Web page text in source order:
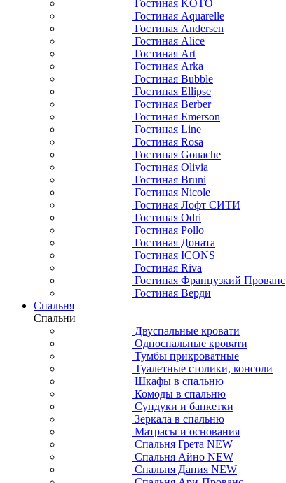
Гостиная KOTO
Гостиная Aquarelle
Гостиная Andersen
Гостиная Alice
Гостиная Art
Гостиная Arka
Гостиная Bubble
Гостиная Ellipse
Гостиная Berber
Гостиная Emerson
Гостиная Line
Гостиная Rosa
Гостиная Gouache
Гостиная Olivia
Гостиная Bruni
Гостиная Nicole
Гостиная Лофт СИТИ
Гостиная Odri
Гостиная Pollo
Гостиная Доната
Гостиная ICONS
Гостиная Riva
Гостиная Французкий Прованс
Гостиная Верди
Спальня
Спальни
Двуспальные кровати
Односпальные кровати
Тумбы прикроватные
Туалетные столики, консоли
Шкафы в спальню
Комоды в спальню
Сундуки и банкетки
Зеркала в спальню
Матрасы и основания
Спальня Грета NEW
Спальня Айно NEW
Спальня Дания NEW